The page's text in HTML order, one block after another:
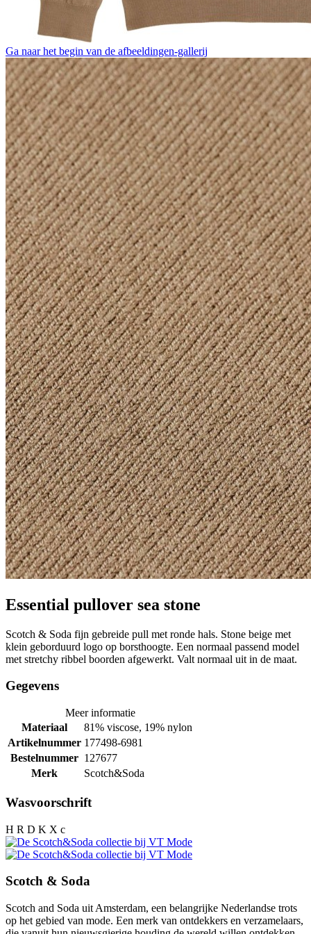
Ga naar het begin van de afbeeldingen-gallerij
Essential pullover sea stone
Scotch & Soda fijn gebreide pull met ronde hals. Stone beige met
klein geborduurd logo op borsthoogte. Een normaal passend model
met stretchy ribbel boorden afgewerkt. Valt normaal uit in de maat.
Gegevens
Meer informatie
Materiaal
81% viscose, 19% nylon
Artikelnummer 177498-6981
Bestelnummer 127677
Merk
Scotch&Soda
Wasvoorschrift
H R D K X c
Scotch & Soda
Scotch and Soda uit Amsterdam, een belangrijke Nederlandse trots
op het gebied van mode. Een merk van ontdekkers en verzamelaars,